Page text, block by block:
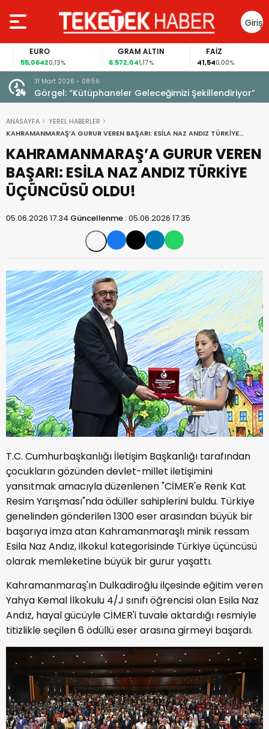
Giriş
Yap
EURO
55,06420,13%
GRAM ALTIN
6.572,041,17%
FAİZ
41,540,00%
31 Mart 2026 - 08:56
Görgel: “Kütüphaneler Geleceğimizi Şekillendiriyor”
ANASAYFA
YEREL HABERLER
KAHRAMANMARAŞ’A GURUR VEREN BAŞARI: ESİLA NAZ ANDIZ TÜRKİYE
KAHRAMANMARAŞ’A GURUR VEREN
BAŞARI: ESİLA NAZ ANDIZ TÜRKİYE
ÜÇÜNCÜSÜ OLDU!
05.06.2026 17:34 Güncellenme :05.06.2026 17:35
T.C. Cumhurbaşkanlığı İletişim Başkanlığı tarafından
çocukların gözünden devlet-millet iletişimini
yansıtmak amacıyla düzenlenen "CİMER'e Renk Kat
Resim Yarışması"nda ödüller sahiplerini buldu. Türkiye
genelinden gönderilen 1300 eser arasından büyük bir
başarıya imza atan Kahramanmaraşlı minik ressam
Esila Naz Andız, ilkokul kategorisinde Türkiye üçüncüsü
olarak memleketine büyük bir gurur yaşattı.
Kahramanmaraş'ın Dulkadiroğlu ilçesinde eğitim veren
Yahya Kemal İlkokulu 4/J sınıfı öğrencisi olan Esila Naz
Andız, hayal gücüyle CİMER'i tuvale aktardığı resmiyle
titizlikle seçilen 6 ödüllü eser arasına girmeyi başardı.